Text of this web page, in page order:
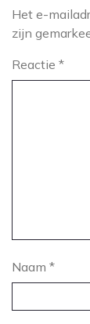
Het e-
zijn
Reactie *
Naam *